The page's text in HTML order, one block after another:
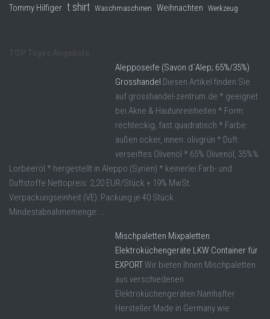
Tommy Hilfiger t shirt Waschmaschinen Weihnachten Werkzeug
Alepposeife (Savon d`Alep; 65%/35%)
Grosshandel Diesen Artikel finden Sie
auf grosshandel-zentrum.de * geeignet
bei Akne & Hautunreinheiten * Form:
rechteckig, fast quadratisch * Farbe:
außen ocker, innen: olivgrün * Duft:
verseiftes Olivenöl * 65% Olivenöl, 35%%
Lorbeeröl * hergestellt in Aleppo (Syrien) * keinerlei Farb- und
Duftstoffe Nettopreis: 2,20 EUR/Stück + 19% MwSt.
Verpackungseinheit (VE): Packung je 40 Stück
Mindestabnahmemenge: ...
Mischpaletten Mixpaletten
Elektroküchengeräte LKW Container für
EXPORTWir bieten Ihnen Mischpaletten
aus verschiedenen
Elektroküchengeräten Namhafter
Hersteller Made in Germany wie